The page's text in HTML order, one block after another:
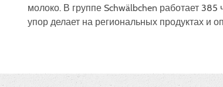
молоко. В группе Schwälbchen работает
упор делает на региональных продуктах и